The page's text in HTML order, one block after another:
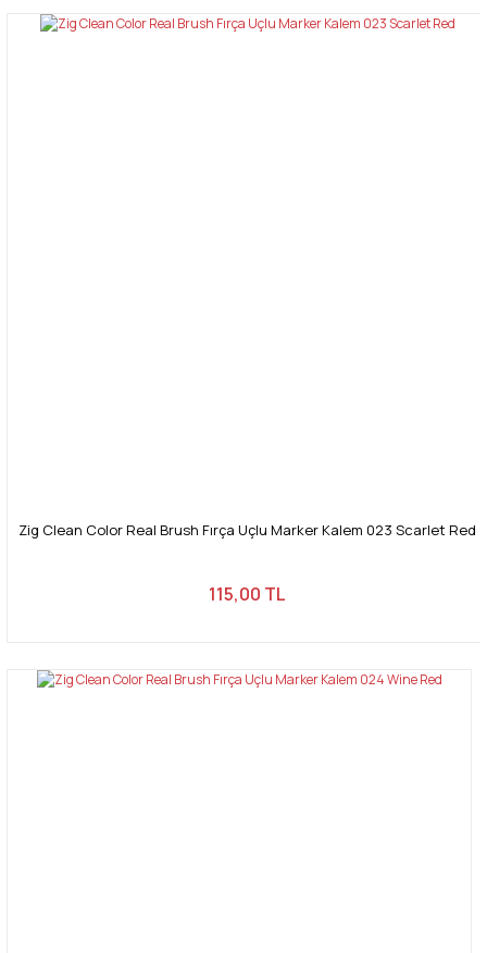
Zig Clean Color Real Brush Fırça Uçlu Marker Kalem 023 Scarlet Red
115,00 TL